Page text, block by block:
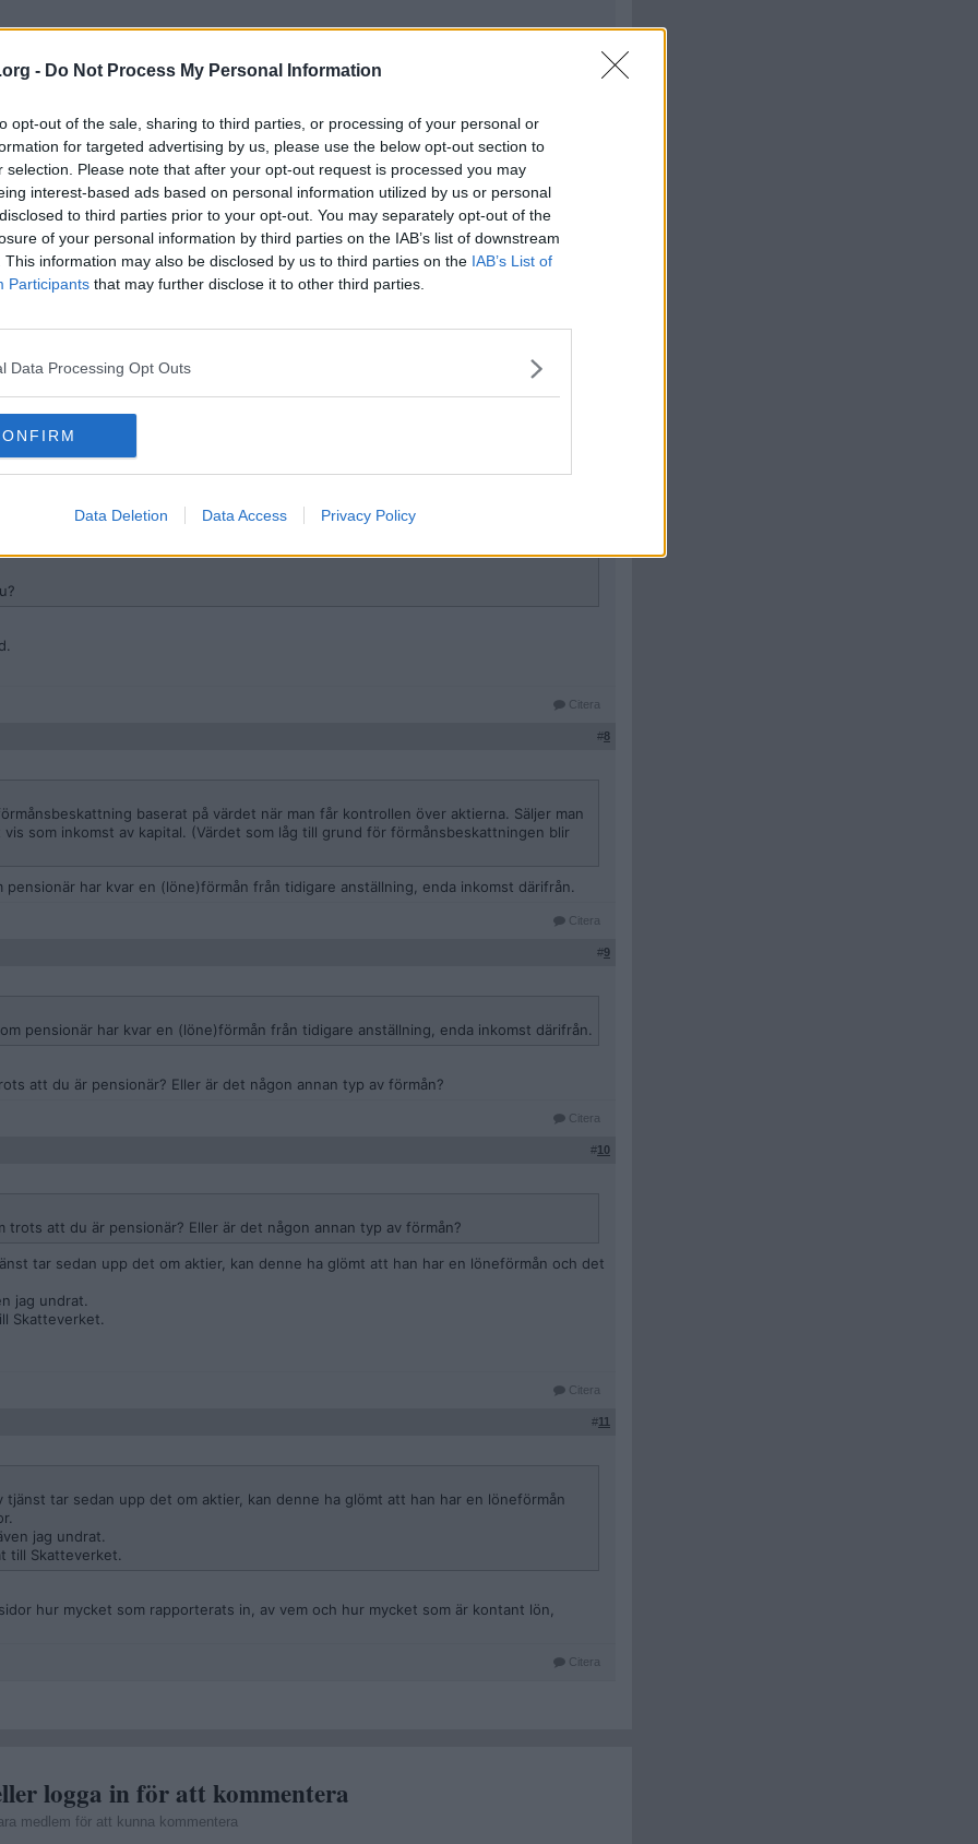
- Do Not Process My Personal Information
opt-out of the sale, sharing to third parties, or processing of your personal or
for targeted advertising by us, please use the below opt-out section to
selection. Please note that after your opt-out request is processed you may
interest-based ads based on personal information utilized by us or personal
to third parties prior to your opt-out. You may separately opt-out of the
of your personal information by third parties on the IAB’s list of downstream
This information may also be disclosed by us to third parties on the IAB’s List of
Participants that may further disclose it to other third parties.
Data Processing Opt Outs
Data Deletion Data Access Privacy Policy
som inkomst av tjänst. Men det är jag som köpt och sålt aktier flera gånger. Köpt
gjort det ca 30-35 gånger. Så i praktiken har jag förlorat pengar.
av tjänst?
det inte.
sagt aktier går under kapital
baserat på värdet när man får kontrollen över aktierna. Säljer man dem
av kapital. (Värdet som låg till grund för förmånsbeskattningen blir
Citera
#8
baserat på värdet när man får kontrollen över aktierna. Säljer man
som inkomst av kapital. (Värdet som låg till grund för förmånsbeskattningen blir
pensionär har kvar en (löne)förmån från tidigare anställning, enda inkomst därifrån.
Citera
#9
pensionär har kvar en (löne)förmån från tidigare anställning, enda inkomst därifrån.
att du är pensionär? Eller är det någon annan typ av förmån?
Citera
#10
trots att du är pensionär? Eller är det någon annan typ av förmån?
tar sedan upp det om aktier, kan denne ha glömt att han har en löneförmån och det
jag undrat.
Skatteverket.
Citera
#11
tjänst tar sedan upp det om aktier, kan denne ha glömt att han har en löneförmån
jag undrat.
till Skatteverket.
hur mycket som rapporterats in, av vem och hur mycket som är kontant lön,
Citera
logga in för att kommentera
medlem för att kunna kommentera